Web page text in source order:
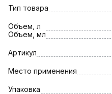
Тип товара
Объем, л
Объем, мл
Артикул
Место применения
Упаковка